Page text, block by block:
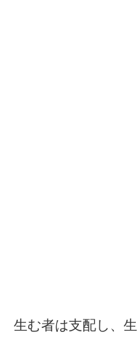
生む者は支配し、